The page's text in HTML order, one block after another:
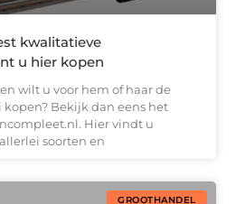
kwalitatieve
u hier kopen
wilt u voor hem of haar de
Bekijk dan eens het
Hier vindt u
soorten en
GROOTHANDEL